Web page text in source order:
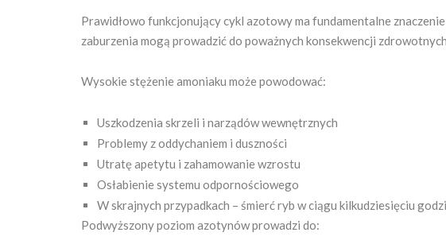
Prawidłowo funkcjonujący cykl azotowy ma fundamentalne
zaburzenia mogą prowadzić do poważnych konsekwencji
Wysokie stężenie amoniaku może powodować:
Uszkodzenia skrzeli i narządów wewnętrznych
Problemy z oddychaniem i duszności
Utratę apetytu i zahamowanie wzrostu
Osłabienie systemu odpornościowego
W skrajnych przypadkach – śmierć ryb w ciągu kilkudziesięciu
Podwyższony poziom azotynów prowadzi do: